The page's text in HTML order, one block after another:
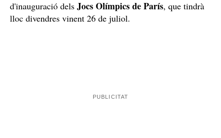
d'inauguració dels Jocs Olímpics de París, que tindrà
lloc divendres vinent 26 de juliol.